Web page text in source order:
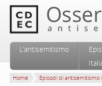
Menu
Vai al contenuto
Vai al contenuto
L’antisemitismo
Home Episodi di antisemitismo